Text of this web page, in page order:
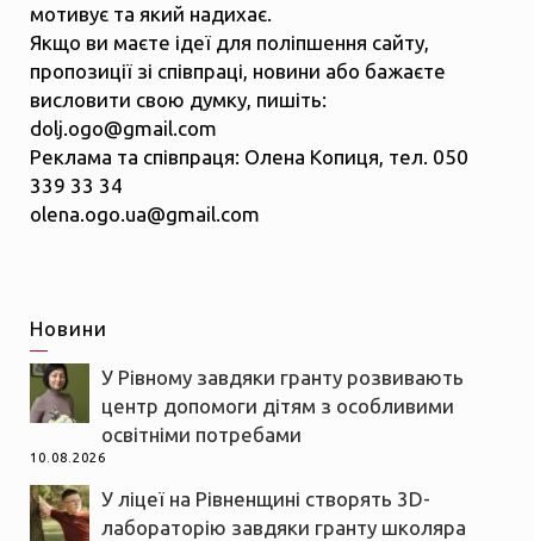
мотивує та який надихає.
Якщо ви маєте ідеї для поліпшення сайту,
пропозиції зі співпраці, новини або бажаєте
висловити свою думку, пишіть:
dolj.ogo@gmail.com
Реклама та співпраця: Олена Копиця, тел. 050
339 33 34
olena.ogo.ua@gmail.com
Новини
У Рівному завдяки гранту розвивають
центр допомоги дітям з особливими
освітніми потребами
10.08.2026
У ліцеї на Рівненщині створять 3D-
лабораторію завдяки гранту школяра